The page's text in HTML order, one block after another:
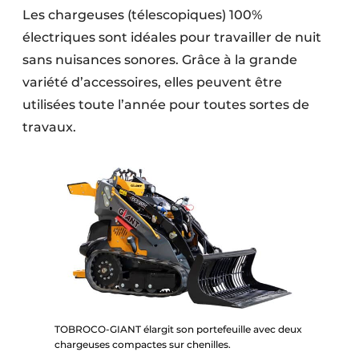
Les chargeuses (télescopiques) 100%
électriques sont idéales pour travailler de nuit
sans nuisances sonores. Grâce à la grande
variété d’accessoires, elles peuvent être
utilisées toute l’année pour toutes sortes de
travaux.
TOBROCO-GIANT élargit son portefeuille avec deux
chargeuses compactes sur chenilles.